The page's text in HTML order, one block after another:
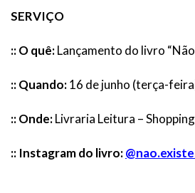
SERVIÇO
:: O quê:Lançamento do livro
:: Quando:16 de junho (terça-
:: Onde:Livraria Leitura –
:: Instagram do livro: